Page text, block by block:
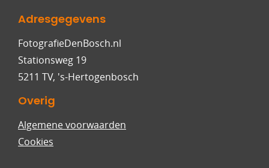
Adresgegevens
FotografieDenBosch.nl
Stationsweg 19
5211 TV, 's-Hertogenbosch
Overig
Algemene voorwaarden
Cookies